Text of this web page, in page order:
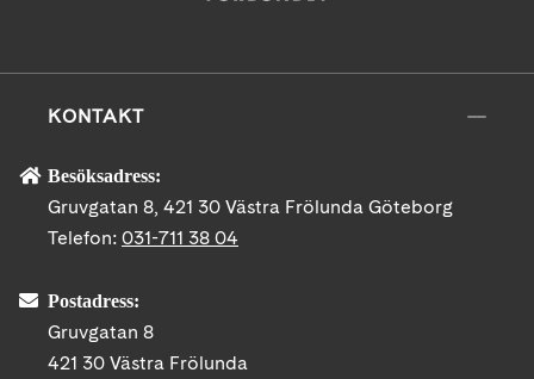
KONTAKT
Besöksadress:
Gruvgatan 8, 421 30 Västra Frölunda Göteborg
Telefon: 031-711 38 04
Postadress:
Gruvgatan 8
421 30 Västra Frölunda